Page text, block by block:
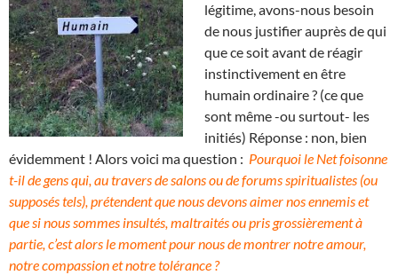
légitime, avons-nous besoin
de nous justifier auprès de qui
que ce soit avant de réagir
instinctivement en être
humain ordinaire ? (ce que
sont même -ou surtout- les
initiés) Réponse : non, bien
évidemment ! Alors voici ma question : Pourquoi le Net foisonne
t-il de gens qui, au travers de salons ou de forums spiritualistes (ou
supposés tels), prétendent que nous devons aimer nos ennemis et
que si nous sommes insultés, maltraités ou pris grossièrement à
partie, c’est alors le moment pour nous de montrer notre amour,
notre compassion et notre tolérance ?